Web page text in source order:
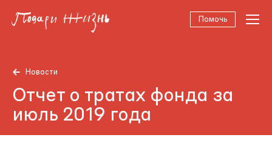
Помочь
Новости
Отчет о тратах фонда за
июль 2019 года